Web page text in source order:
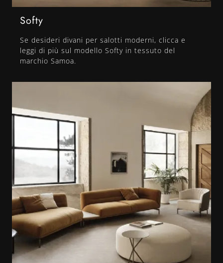
Softy
Se desideri divani per salotti moderni, clicca e
leggi di più sul modello Softy in tessuto del
marchio Samoa.